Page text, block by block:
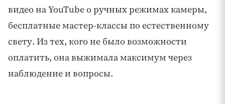
видео на YouTube о ручных режимах камеры,
бесплатные мастер-классы по естественному
свету. Из тех, кого не было возможности
оплатить, она выжимала максимум через
наблюдение и вопросы.